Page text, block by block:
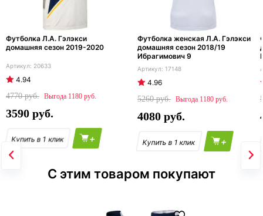
Футболка Л.А. Гэлэкси
домашняя сезон 2019-2020
20633
4.94
4770
1180
3590
+
Футболка женская Л.А. Гэлэкси
домашняя сезон 2018/19
Ибрагимович 9
17148
4.96
5260
1180
4080
+
С этим товаром покупают